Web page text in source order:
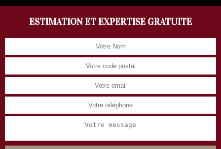
ESTIMATION ET EXPERTISE GRATUITE